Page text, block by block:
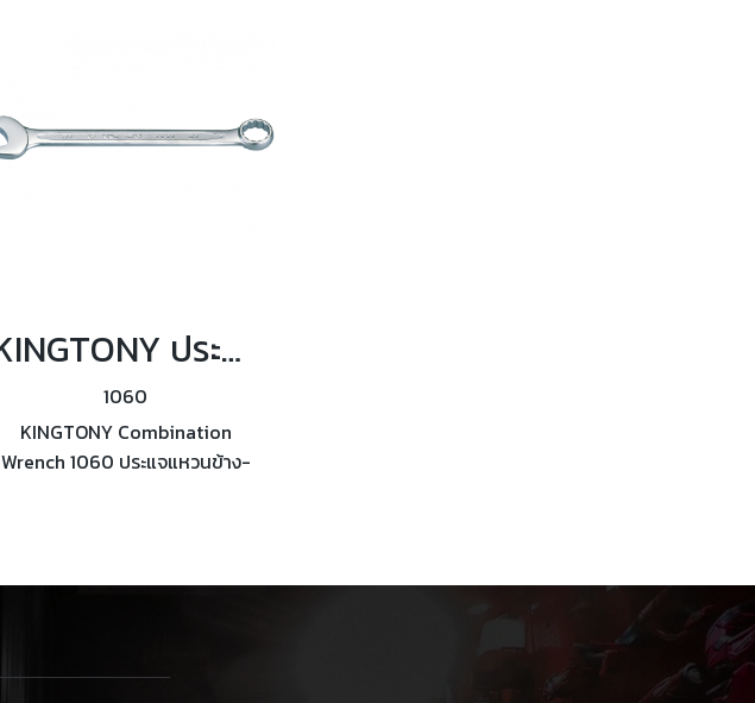
KINGTONY ประแจแหวนข้าง-ปากตาย ขนาด 5.5 ถึง 50mm.
1060
KINGTONY Combination
Wrench 1060 ประแจแหวนข้าง-